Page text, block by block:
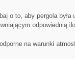
o to, aby pergola była
odpowiednią
na warunki